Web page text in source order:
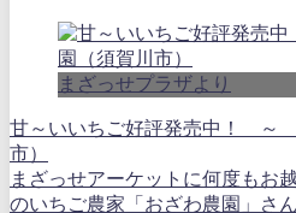
まざっせプラザより
甘～いいちご好評発売中！ ～
市）
まざっせアーケットに何度もお
のいちご農家「おざわ農園」さ